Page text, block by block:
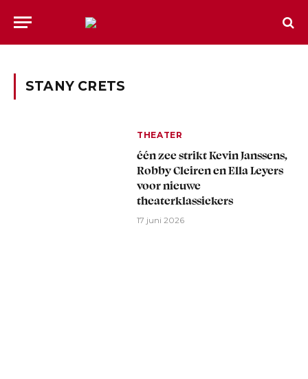
STANY CRETS
THEATER
één zee strikt Kevin Janssens,
Robby Cleiren en Ella Leyers
voor nieuwe
theaterklassiekers
17 juni 2026